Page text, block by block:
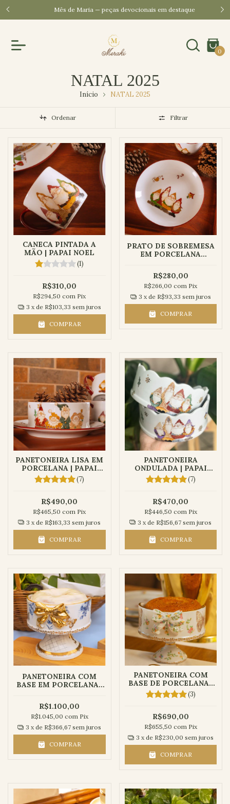
Mês de Maria — peças devocionais em destaque
0
NATAL 2025
Início NATAL 2025
Ordenar Filtrar
CANECA PINTADA A
MÃO | PAPAI NOEL
(1)
R$310,00
R$294,50com Pix
3 x de R$103,33 sem juros
COMPRAR
PRATO DE SOBREMESA
EM PORCELANA
NOEL
R$280,00
R$266,00com Pix
3 x de R$93,33 sem juros
COMPRAR
PANETONEIRA LISA EM
PORCELANA | PAPAI
NOEL
(7)
R$490,00
R$465,50com Pix
3 x de R$163,33 sem juros
COMPRAR
PANETONEIRA
ONDULADA | PAPAI
NOEL
(7)
R$470,00
R$446,50 com Pix
3 x de R$156,67 sem juros
COMPRAR
PANETONEIRA COM
BASE EM PORCELANA |
R$1.100,00
R$1.045,00 com Pix
3 x de R$366,67 sem juros
COMPRAR
PANETONEIRA COM
BASE DE PORCELANA |
COLEÇÃO AURORA
(3)
R$690,00
R$655,50 com Pix
3 x de R$230,00 sem juros
COMPRAR